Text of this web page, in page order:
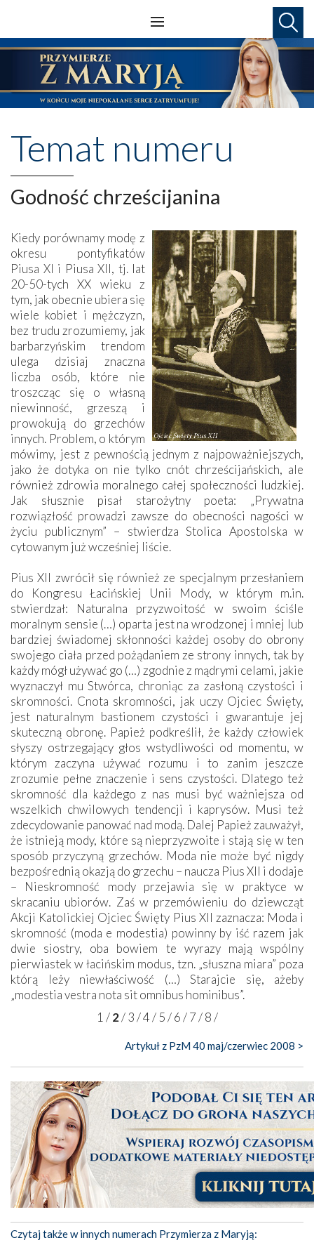
Temat numeru
Godność chrześcijanina
Kiedy porównamy modę z
okresu pontyfikatów
Piusa XI i Piusa XII, tj. lat
20-50-tych XX wieku z
tym, jak obecnie ubiera się
wiele kobiet i mężczyzn,
bez trudu zrozumiemy, jak
barbarzyńskim trendom
ulega dzisiaj znaczna
liczba osób, które nie
troszcząc się o własną
niewinność, grzeszą i
prowokują do grzechów
innych. Problem, o którym
mówimy, jest z pewnością jednym z najpoważniejszych,
jako że dotyka on nie tylko cnót chrześcijańskich, ale
również zdrowia moralnego całej społeczności ludzkiej.
Jak słusznie pisał starożytny poeta: „Prywatna
rozwiązłość prowadzi zawsze do obecności nagości w
życiu publicznym” – stwierdza Stolica Apostolska w
cytowanym już wcześniej liście.
Pius XII zwrócił się również ze specjalnym przesłaniem
do Kongresu Łacińskiej Unii Mody, w którym m.in.
stwierdzał: Naturalna przyzwoitość w swoim ściśle
moralnym sensie (…) oparta jest na wrodzonej i mniej lub
bardziej świadomej skłonności każdej osoby do obrony
swojego ciała przed pożądaniem ze strony innych, tak by
każdy mógł używać go (…) zgodnie z mądrymi celami, jakie
wyznaczył mu Stwórca, chroniąc za zasłoną czystości i
skromności. Cnota skromności, jak uczy Ojciec Święty,
jest naturalnym bastionem czystości i gwarantuje jej
skuteczną obronę. Papież podkreślił, że każdy człowiek
słyszy ostrzegający głos wstydliwości od momentu, w
którym zaczyna używać rozumu i to zanim jeszcze
zrozumie pełne znaczenie i sens czystości. Dlatego też
skromność dla każdego z nas musi być ważniejsza od
wszelkich chwilowych tendencji i kaprysów. Musi też
zdecydowanie panować nad modą. Dalej Papież zauważył,
że istnieją mody, które są nieprzyzwoite i stają się w ten
sposób przyczyną grzechów. Moda nie może być nigdy
bezpośrednią okazją do grzechu – naucza Pius XII i dodaje
– Nieskromność mody przejawia się w praktyce w
skracaniu ubiorów. Zaś w przemówieniu do dziewcząt
Akcji Katolickiej Ojciec Święty Pius XII zaznacza: Moda i
skromność (moda e modestia) powinny by iść razem jak
dwie siostry, oba bowiem te wyrazy mają wspólny
pierwiastek w łacińskim modus, tzn. „słuszna miara” poza
którą leży niewłaściwość (…) Starajcie się, ażeby
„modestia vestra nota sit omnibus hominibus”.
1 /2/3/4/ 5/6/7/8/
Artykuł z PzM 40 maj/czerwiec 2008 >
Czytaj także w innych numerach Przymierza z Maryją: